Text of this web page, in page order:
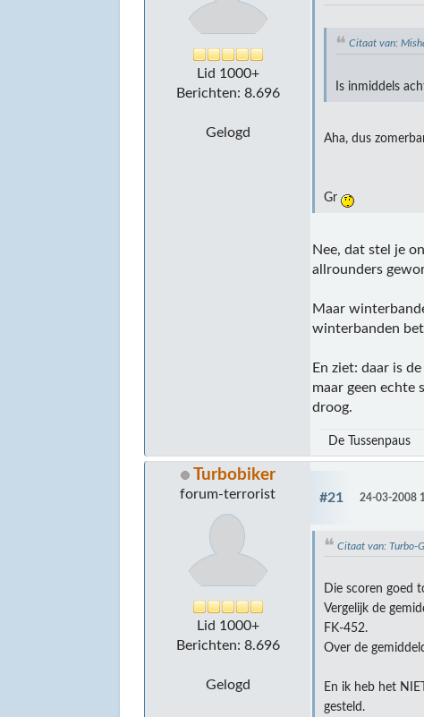
Lid 1000+
Berichten: 8.696
Gelogd
Citaat van:
Is inmiddels
Aha, dus
Gr
Nee, dat stel je
allrounders
Maar
winterbanden
En ziet: daar is
maar geen echte
droog.
De Tussenpaus
Turbobiker
forum-terrorist
Lid 1000+
Berichten: 8.696
Gelogd
#21 24-03-2008
Citaat van: Turbo-
Die scoren goed
Vergelijk de
FK-452.
Over de
En ik heb het
gesteld.